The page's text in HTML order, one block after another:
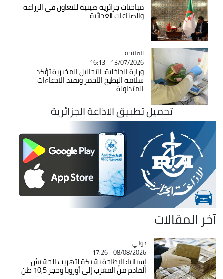
مباحثات جزائرية صينية للتعاون في الزراعة
والصناعات الغذائية
Catégorie
الفلاحة
13/07/2026 - 16:13
وزارة الداخلية: التحاليل المخبرية تؤكد
سلامة البطيخ الأحمر وتفند الادعاءات
المتداولة
تحميل تطبيق الاذاعة الجزائرية
آخر المقالات
Catégorie
دولي
08/08/2026 - 17:26
إسبانيا: الإطاحة بشبكة لتهريب الحشيش
القادم من المغرب إلى أوروبا وحجز 10,5 طن